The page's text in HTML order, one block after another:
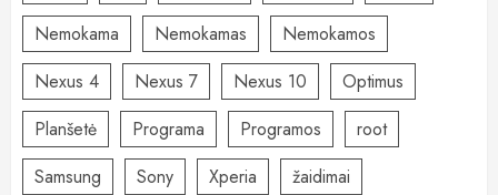
Nemokama
Nemokamas
Nemokamos
Nexus 4
Nexus 7 Nexus 10
Optimus
Planšetė
Programa Programos
root
Samsung
Sony Xperia žaidimai